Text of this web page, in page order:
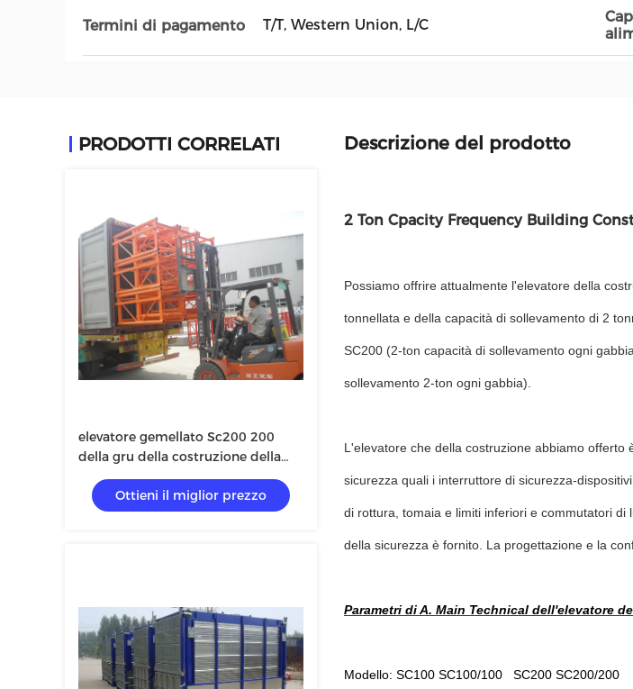
Termini di pagamento T/T, Western Union, L/C
PRODOTTI CORRELATI
elevatore gemellato Sc200 200
della gru della costruzione della
gabbia 3×1.5×2.2 di 50m
Ottieni il miglior prezzo
Descrizione del prodotto
2 Ton Cpacity Frequency Building
Possiamo offrire attualmente l'elevatore della
tonnellata e della capacità di sollevamento di 2
SC200 (2-ton capacità di sollevamento ogni
sollevamento 2-ton ogni gabbia).
L'elevatore che della costruzione abbiamo
sicurezza quali i interruttore di sicurezza-
di rottura, tomaia e limiti inferiori e commutatori
della sicurezza è fornito. La progettazione e la
Parametri di A. Main Technical dell'elevatore
Modello: SC100 SC100/100 SC200 SC200/200